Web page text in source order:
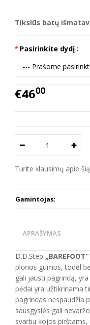
Tikslūs batų
Pasirinkite dydį :
€4600
Turite klausimų apie
Gamintojas:
APRAŠYMAS
D.D.Step „BAREFOOT“
plonos gumos, todėl
gali jausti pagrindą,
pėdai yra užtikrinama
pagrindas nespaudžia
sausgyslės gali
svarbu kojos pirštams,